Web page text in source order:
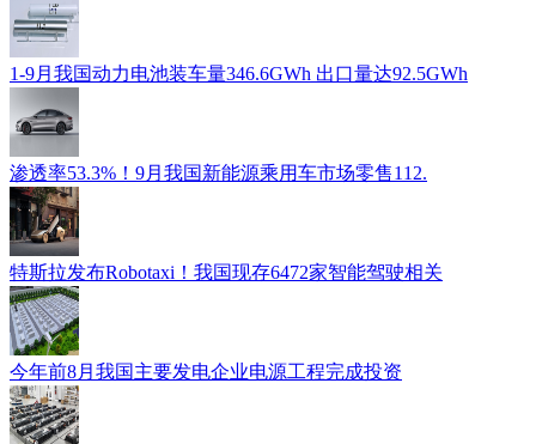
1-9月我国动力电池装车量346.6GWh 出口量达92.5GWh
渗透率53.3%！9月我国新能源乘用车市场零售112.
特斯拉发布Robotaxi！我国现存6472家智能驾驶相关
今年前8月我国主要发电企业电源工程完成投资